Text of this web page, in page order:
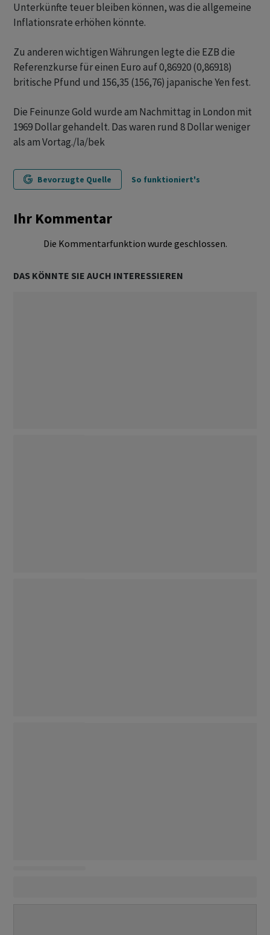
Unterkünfte teuer bleiben können, was die allgemeine
Inflationsrate erhöhen könnte.
Zu anderen wichtigen Währungen legte die EZB die
Referenzkurse für einen Euro auf 0,86920 (0,86918)
britische Pfund und 156,35 (156,76) japanische Yen fest.
Die Feinunze Gold wurde am Nachmittag in London mit
1969 Dollar gehandelt. Das waren rund 8 Dollar weniger
als am Vortag./la/bek
Bevorzugte Quelle So funktioniert's
Ihr Kommentar
Die Kommentarfunktion wurde geschlossen.
DAS KÖNNTE SIE AUCH INTERESSIEREN